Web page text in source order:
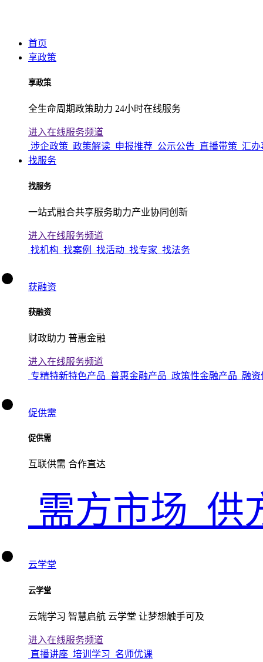
首页
享政策
享政策
全生命周期政策助力 24小时在线服务
进入在线服务频道
涉企政策 政策解读 申报推荐 公示公告 直播带策 汇办
找服务
找服务
一站式融合共享服务助力产业协同创新
进入在线服务频道
找机构 找案例 找活动 找专家 找法务
获融资
获融资
财政助力 普惠金融
进入在线服务频道
专精特新特色产品 普惠金融产品 政策性金融产品 融资
促供需
促供需
互联供需 合作直达
需方市场 供
云学堂
云学堂
云端学习 智慧启航 云学堂 让梦想触手可及
进入在线服务频道
直播讲座 培训学习 名师优课